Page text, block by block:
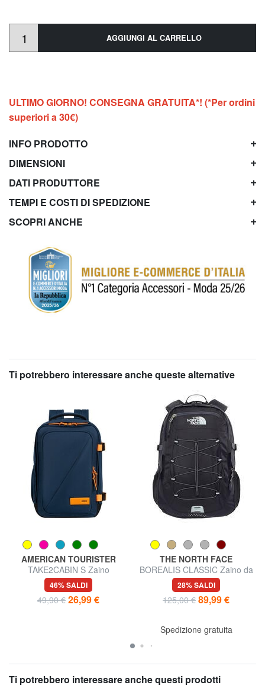
AGGIUNGI AL CARRELLO
ULTIMO GIORNO! CONSEGNA GRATUITA*! (*Per ordini
superiori a 30€)
INFO PRODOTTO
DIMENSIONI
DATI PRODUTTORE
TEMPI E COSTI DI SPEDIZIONE
SCOPRI ANCHE
Ti potrebbero interessare anche queste alternative
AMERICAN TOURISTER
TAKE2CABIN S Zaino
underseater ok Ryanair
46% SALDI
49,90 € 26,99 €
THE NORTH FACE
BOREALIS CLASSIC Zaino da
29 L
28% SALDI
125,00 € 89,99 €
Spedizione gratuita
Ti potrebbero interessare anche questi prodotti